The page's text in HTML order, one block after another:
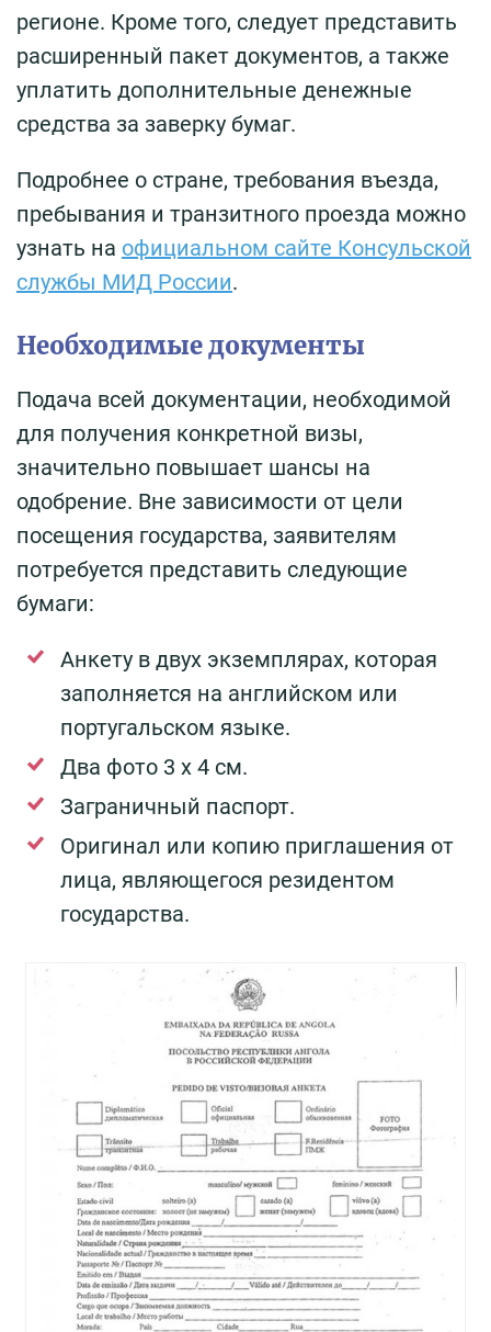
регионе. Кроме того, следует представить
расширенный пакет документов, а также
уплатить дополнительные денежные
средства за заверку бумаг.
Подробнее о стране, требования въезда,
пребывания и транзитного проезда можно
узнать на официальном сайте Консульской
службы МИД России.
Необходимые документы
Подача всей документации, необходимой
для получения конкретной визы,
значительно повышает шансы на
одобрение. Вне зависимости от цели
посещения государства, заявителям
потребуется представить следующие
бумаги:
Анкету в двух экземплярах, которая
заполняется на английском или
португальском языке.
Два фото 3 х 4 см.
Заграничный паспорт.
Оригинал или копию приглашения от
лица, являющегося резидентом
государства.